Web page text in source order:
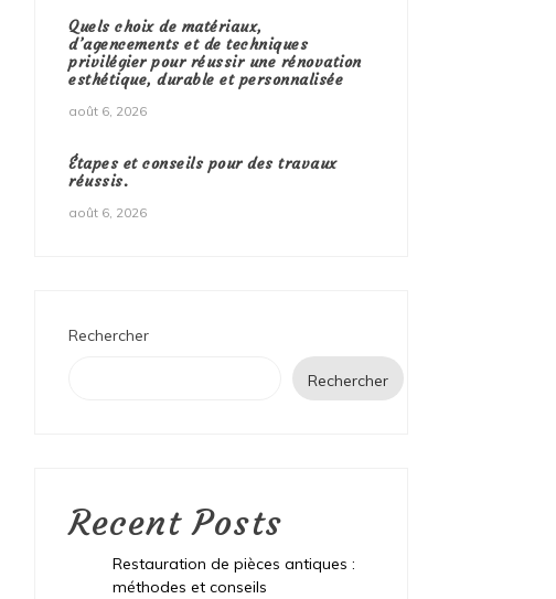
Quels choix de matériaux,
d’agencements et de techniques
privilégier pour réussir une rénovation
esthétique, durable et personnalisée
août 6, 2026
Étapes et conseils pour des travaux
réussis.
août 6, 2026
Rechercher
Rechercher
Recent Posts
Restauration de pièces antiques :
méthodes et conseils